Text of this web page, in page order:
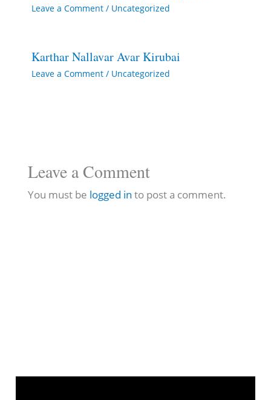
Leave a Comment / Uncategorized
Karthar Nallavar Avar Kirubai
Leave a Comment / Uncategorized
Leave a Comment
You must be logged in to post a comment.